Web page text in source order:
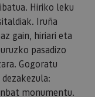
Hiriko leku
Iruña
gain, hiriari eta
pasadizo
Gogoratu
monumentu.